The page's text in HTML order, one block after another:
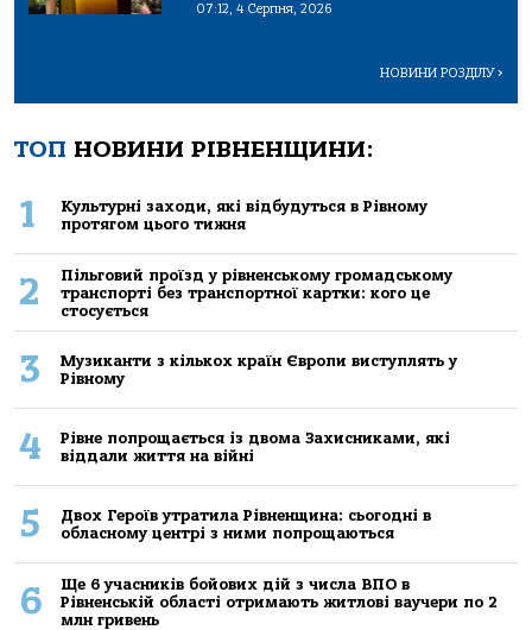
07:12, 4 Серпня, 2026
НОВИНИ РОЗДІЛУ>
ТОП НОВИНИ РІВНЕНЩИНИ:
1
Культурні заходи, які відбудуться в Рівному
протягом цього тижня
2
Пільговий проїзд у рівненському громадському
транспорті без транспортної картки: кого це
стосується
3
Музиканти з кількох країн Європи виступлять у
Рівному
4
Рівне попрощається із двома Захисниками, які
віддали життя на війні
5
Двох Героїв утратила Рівненщина: сьогодні в
обласному центрі з ними попрощаються
6
Ще 6 учасників бойових дій з числа ВПО в
Рівненській області отримають житлові ваучери по 2
млн гривень